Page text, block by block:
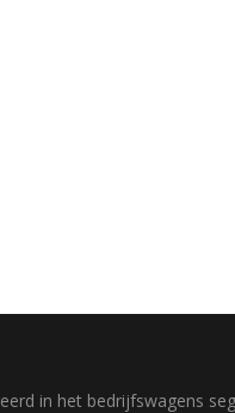
in het bedrijfswagens